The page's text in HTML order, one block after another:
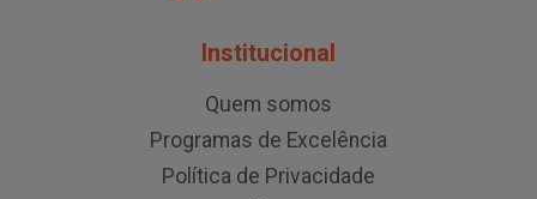
Institucional
Quem somos
Programas de Excelência
Política de Privacidade